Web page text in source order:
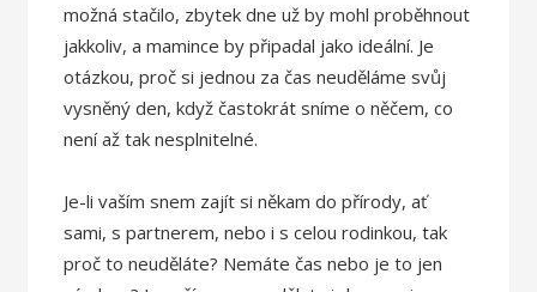
možná stačilo, zbytek dne už by mohl proběhnout
jakkoliv, a mamince by připadal jako ideální. Je
otázkou, proč si jednou za čas neuděláme svůj
vysněný den, když častokrát sníme o něčem, co
není až tak nesplnitelné.
Je-li vaším snem zajít si někam do přírody, ať
sami, s partnerem, nebo i s celou rodinkou, tak
proč to neuděláte? Nemáte čas nebo je to jen